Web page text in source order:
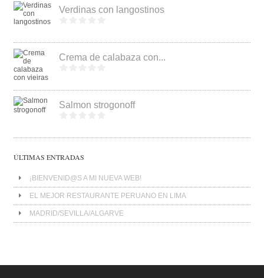
Verdinas con langostinos
Crema de calabaza con...
Salmon strogonoff
ÚLTIMAS ENTRADAS
¡BIENVENID@S A MI NUEVA WEB!
EL MEJOR RESTAURANTE PERUANO EN LIMA
MADRID/SEVILLA/ALGARVE